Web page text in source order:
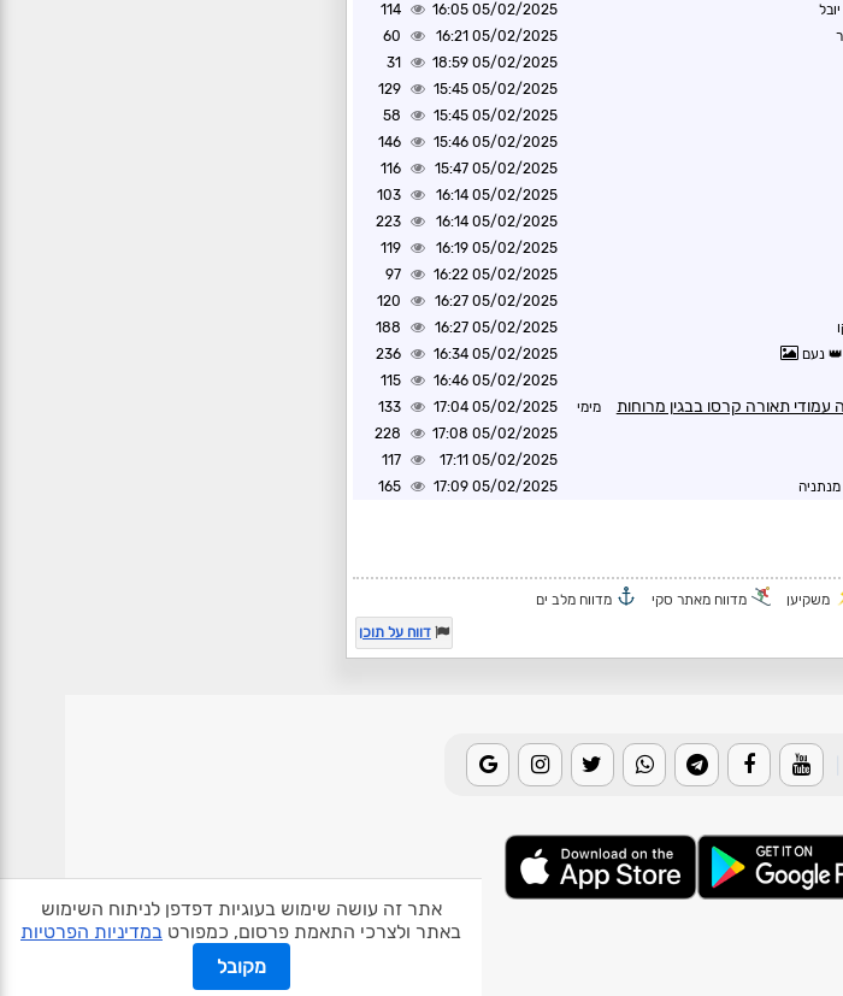
אתר זה עושה שימוש בעוגיות דפדפן לניתוח השימוש
באתר ולצרכי התאמת פרסום, כמפורט במדיניות הפרטיות
מקובל
יובל 05/02/2025 16:05
114
05/02/2025 16:21
60
05/02/2025 18:59
31
05/02/2025 15:45
129
05/02/2025 15:45
58
05/02/2025 15:46
146
05/02/2025 15:47
116
05/02/2025 16:14
103
05/02/2025 16:14
223
05/02/2025 16:19
119
05/02/2025 16:22
97
05/02/2025 16:27
120
05/02/2025 16:27
188
נעם 05/02/2025 16:34
236
05/02/2025 16:46
115
תאורה קרסו בבגין מרוחות מימי 05/02/2025 17:04
133
05/02/2025 17:08
228
05/02/2025 17:11
117
מנתניה 05/02/2025 17:09
165
משקיען מדווח מאתר סקי
מדווח מלב ים
דווח על תוכן
אודות האתר פרטיות תנאי שימוש צור קשר בעלי אתרים